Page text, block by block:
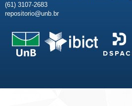
(61) 3107-2683
repositorio@unb.br